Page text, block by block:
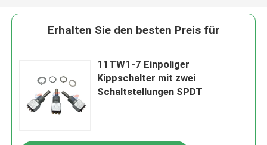
Erhalten Sie den besten Preis für
11TW1-7 Einpoliger
Kippschalter mit zwei
Schaltstellungen SPDT